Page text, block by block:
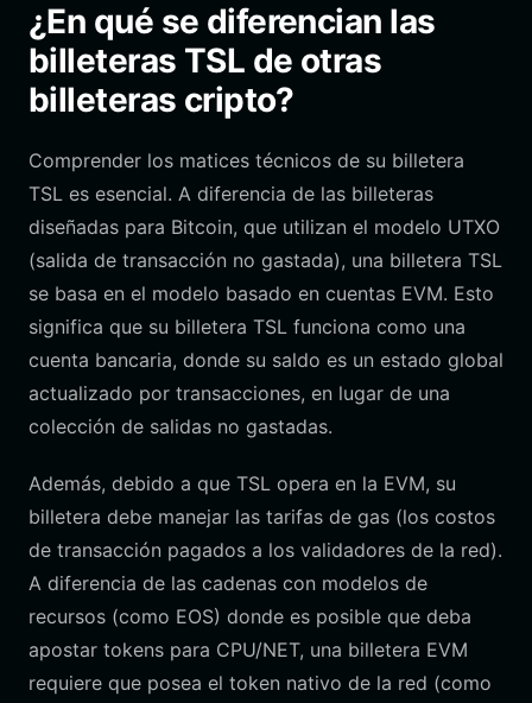
¿En qué se diferencian las
billeteras TSL de otras
billeteras cripto?
Comprender los matices técnicos de su billetera
TSL es esencial. A diferencia de las billeteras
diseñadas para Bitcoin, que utilizan el modelo UTXO
(salida de transacción no gastada), una billetera TSL
se basa en el modelo basado en cuentas EVM. Esto
significa que su billetera TSL funciona como una
cuenta bancaria, donde su saldo es un estado global
actualizado por transacciones, en lugar de una
colección de salidas no gastadas.
Además, debido a que TSL opera en la EVM, su
billetera debe manejar las tarifas de gas (los costos
de transacción pagados a los validadores de la red).
A diferencia de las cadenas con modelos de
recursos (como EOS) donde es posible que deba
apostar tokens para CPU/NET, una billetera EVM
requiere que posea el token nativo de la red (como